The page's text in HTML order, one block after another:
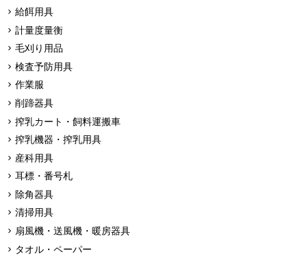
給餌用具
計量度量衡
毛刈り用品
検査予防用具
作業服
削蹄器具
搾乳カート・飼料運搬車
搾乳機器・搾乳用具
産科用具
耳標・番号札
除角器具
清掃用具
扇風機・送風機・暖房器具
タオル・ペーパー